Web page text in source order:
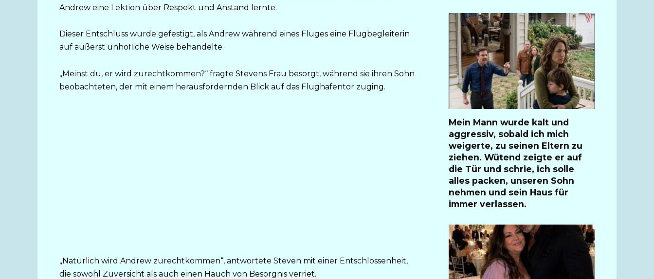
Andrew eine Lektion über Respekt und Anstand lernte.
Dieser Entschluss wurde gefestigt, als Andrew während eines Fluges eine Flugbegleiterin
auf äußerst unhöfliche Weise behandelte.
„Meinst du, er wird zurechtkommen?“ fragte Stevens Frau besorgt, während sie ihren Sohn
beobachteten, der mit einem herausfordernden Blick auf das Flughafentor zuging.
„Natürlich wird Andrew zurechtkommen“, antwortete Steven mit einer Entschlossenheit,
die sowohl Zuversicht als auch einen Hauch von Besorgnis verriet.
Mein Mann wurde kalt und
aggressiv, sobald ich mich
weigerte, zu seinen Eltern zu
ziehen. Wütend zeigte er auf
die Tür und schrie, ich solle
alles packen, unseren Sohn
nehmen und sein Haus für
immer verlassen.